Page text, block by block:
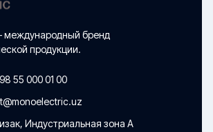
международный бренд
продукции.
55 000 01 00
Индустриальная зона А